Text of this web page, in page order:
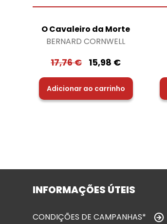
O Cavaleiro da Morte
BERNARD CORNWELL
17,76€ 15,98 €
Adicionar ao carrinho
INFORMAÇÕES ÚTEIS
CONDIÇÕES DE CAMPANHAS*